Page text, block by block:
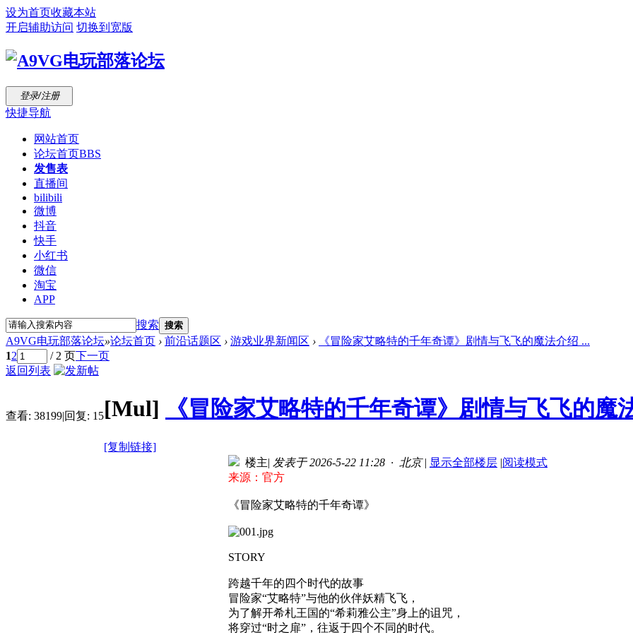
设为首页收藏本站
开启辅助访问 切换到宽版
登录/注册
快捷导航
网站首页
论坛首页BBS
发售表
直播间
bilibili
微博
抖音
快手
小红书
微信
淘宝
APP
搜索 搜索
A9VG电玩部落论坛»论坛首页 › 前沿话题区 › 游戏业界新闻区 ›
《冒险家艾略特的千年奇谭》剧情与飞飞的魔法介绍 ...
12 / 2 页下一页
返回列表
查看: 38199|回复: 15[Mul] 《冒险家艾略特的千年奇谭》剧情与飞飞的魔
[复制链接]
楼主| 发表于 2026-5-22 11:28 · 北京 | 显示全部楼层 |阅读模式
来源：官方
《冒险家艾略特的千年奇谭》
STORY
跨越千年的四个时代的故事
冒险家“艾略特”与他的伙伴妖精飞飞，
为了解开希札王国的“希莉雅公主”身上的诅咒，
将穿过“时之扉”，往返于四个不同的时代。